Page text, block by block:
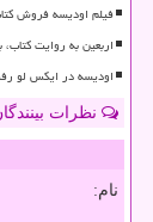
فیلم اودیسه فروش
اربعین به روایت
اودیسه در ایکس لو
نظرات
نام: